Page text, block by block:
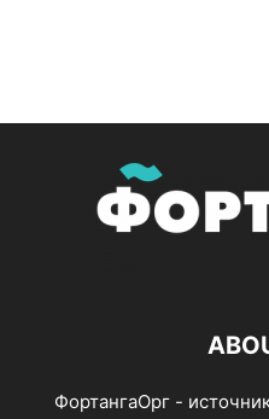
ФортангаОрг -